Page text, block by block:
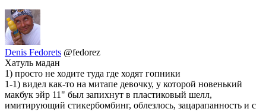
Denis Fedorets @fedorez
Хатуль мадан
1) просто не ходите туда где ходят гопники
1-1) видел как-то на митапе девочку, у которой новенький
макбук эйр 11" был запихнут в пластиковый шелл,
имитирующий стикербомбинг, облезлось, зацарапанность и с